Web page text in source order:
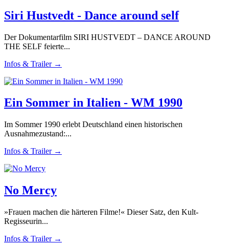
Siri Hustvedt - Dance around self
Der Dokumentarfilm SIRI HUSTVEDT – DANCE AROUND
THE SELF feierte...
Infos & Trailer →
Ein Sommer in Italien - WM 1990
Im Sommer 1990 erlebt Deutschland einen historischen
Ausnahmezustand:...
Infos & Trailer →
No Mercy
»Frauen machen die härteren Filme!« Dieser Satz, den Kult-
Regisseurin...
Infos & Trailer →